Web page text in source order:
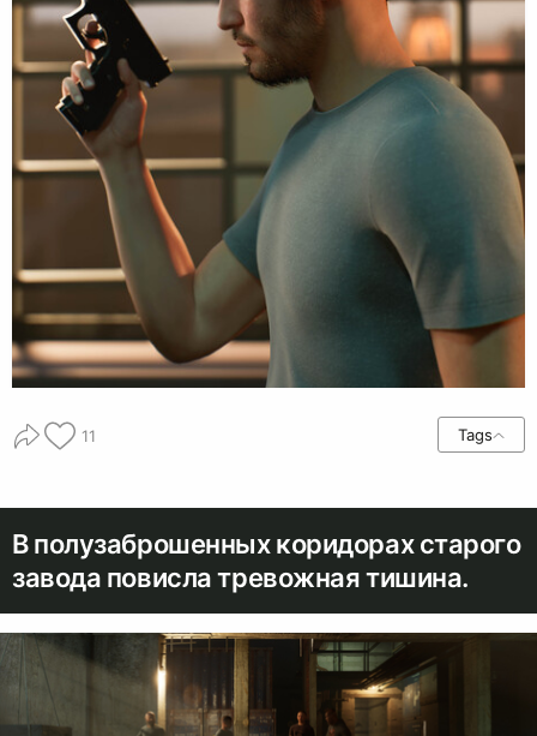
11 Tags
В полузаброшенных коридорах старого
завода повисла тревожная тишина.